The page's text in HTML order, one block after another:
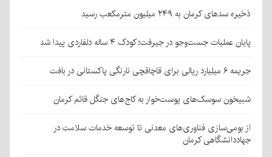
ذخیره سدهای کرمان به ۲۴۹ میلیون مترمکعب رسید
پایان عملیات جست‌وجو در جیرفت؛ کودک ۴ ساله دلفاردی پیدا شد
جریمه ۶ میلیارد ریالی برای قاچاقچی نارنگی پاکستانی در بافت
شبیخون سوسک‌های پوست‌خوار به کاج‌های جنگل قائم کرمان
از بومی‌سازی فناوری‌های معدنی تا توسعه خدمات سلامت در
جهاددانشگاهی کرمان